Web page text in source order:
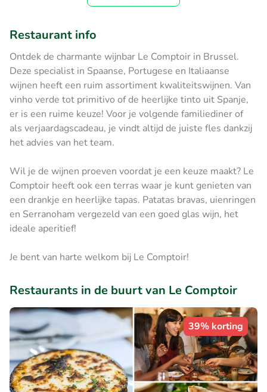
Restaurant info
Ontdek de charmante wijnbar Le Comptoir in Brussel.
Deze specialist in Spaanse, Portugese en Italiaanse
wijnen heeft een ruim assortiment kwaliteitswijnen. Van
vinho verde tot primitivo of de heerlijke tinto uit Spanje,
er is een ruime keuze! Voor je volgende familiediner of
als verjaardagscadeau, je vindt altijd de juiste fles dankzij
het advies van het team.
Wil je de wijnen proeven voordat je een keuze maakt? Le
Comptoir heeft ook een terras waar je kunt genieten van
een drankje en heerlijke tapas. Patatas bravas, uienringen
en Serranoham vergezeld van een goed glas wijn, het
ideale aperitief!
Je bent van harte welkom bij Le Comptoir!
Restaurants in de buurt van Le Comptoir
39% korting